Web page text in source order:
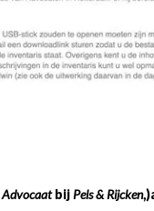
Advocaatbij Pels & Rijcken